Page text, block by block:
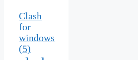
Clash
for
windows
(5)